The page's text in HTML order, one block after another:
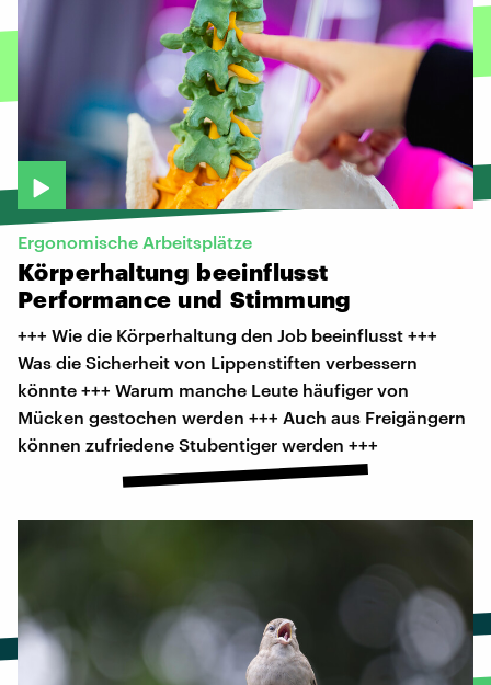
Ergonomische Arbeitsplätze
Körperhaltung beeinflusst
Performance und Stimmung
+++ Wie die Körperhaltung den Job beeinflusst +++
Was die Sicherheit von Lippenstiften verbessern
könnte +++ Warum manche Leute häufiger von
Mücken gestochen werden +++ Auch aus Freigängern
können zufriedene Stubentiger werden +++